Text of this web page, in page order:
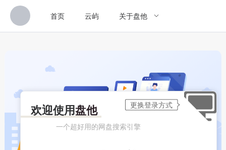
首页 云屿 关于盘他
欢迎使用盘他
一个超好用的网盘搜索引擎